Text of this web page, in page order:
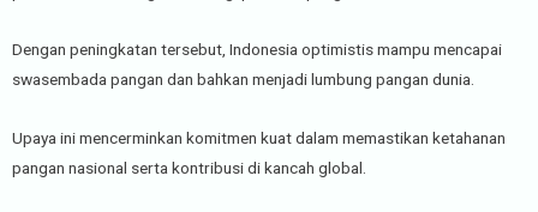
Dengan peningkatan tersebut, Indonesia optimistis mampu mencapai
swasembada pangan dan bahkan menjadi lumbung pangan dunia.
Upaya ini mencerminkan komitmen kuat dalam memastikan ketahanan
pangan nasional serta kontribusi di kancah global.